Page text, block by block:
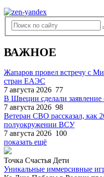
ВАЖНОЕ
Жапаров провел встречу с
стран ЕАЭС
7 августа 2026 77
В Швеции сделали заявление
7 августа 2026 98
Ветеран СВО рассказал, как
полуокружении ВСУ
7 августа 2026 100
показать ещё
Точка Счастья Дети
Уникальные иммерсивные